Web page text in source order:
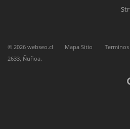
© 2026 webseo.cl Mapa Sitio Terminos
2633, Ñuñoa.